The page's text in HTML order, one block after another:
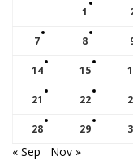
1
7 8
14 15
21 22
28 29
« Sep Nov »